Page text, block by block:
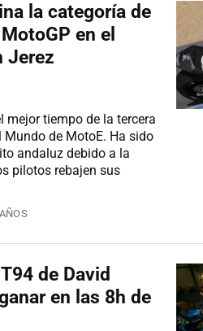
la categoría de
en el
Jerez
mejor tiempo de la tercera
Mundo de MotoE. Ha sido
andaluz debido a la
pilotos rebajen sus
de David
en las 8h de